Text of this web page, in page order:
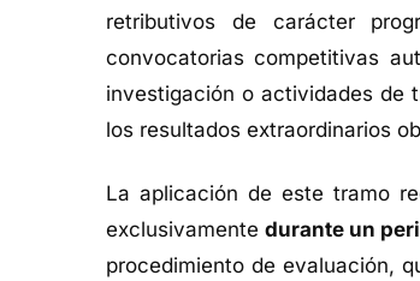
retributivos de carácter
convocatorias competitivas
investigación o actividades de
los resultados extraordinarios
La aplicación de este tramo
exclusivamente durante un
procedimiento de evaluación,